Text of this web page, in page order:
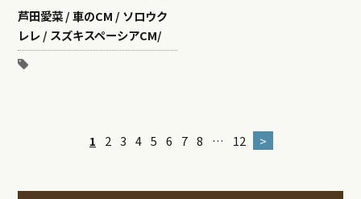
芦田愛菜 / 車のCM / ソロウク
レレ / スズキスペーシアCM/
1 2 3 4 5 6 7 8 … 12 >